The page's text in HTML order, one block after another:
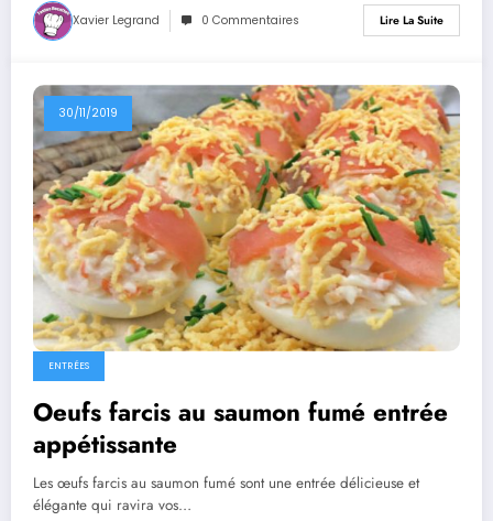
Xavier Legrand 0 Commentaires Lire La Suite
30/11/2019
ENTRÉES
Oeufs farcis au saumon fumé entrée
appétissante
Les œufs farcis au saumon fumé sont une entrée délicieuse et
élégante qui ravira vos…